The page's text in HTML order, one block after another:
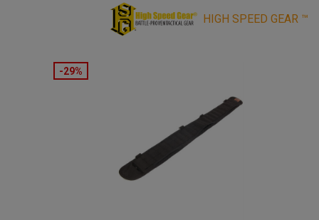
HIGH SPEED GEAR ™
-29%